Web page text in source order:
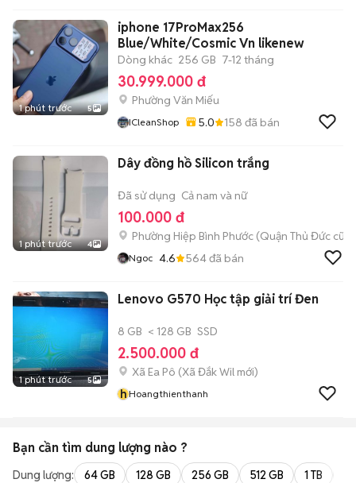
1 phút trước 5
iphone 17ProMax256
Blue/White/Cosmic Vn likenew
Dòng khác 256 GB 7-12 tháng
30.999.000 đ
Phường Văn Miếu
ICleanShop 5.0 158 đã bán
1 phút trước 4
Dây đồng hồ Silicon trắng
Đã sử dụng Cả nam và nữ
100.000 đ
Phường Hiệp Bình Phước (Quận Thủ Đức cũ)
Ngoc 4.6 564đã bán
1 phút trước 5
Lenovo G570 Học tập giải trí Đen
8 GB < 128 GB SSD
2.500.000 đ
Xã Ea Pô (Xã Đắk Wil mới)
hHoangthienthanh
Bạn cần tìm dung lượng nào ?
Dung lượng: 64 GB 128 GB 256 GB 512 GB 1 TB